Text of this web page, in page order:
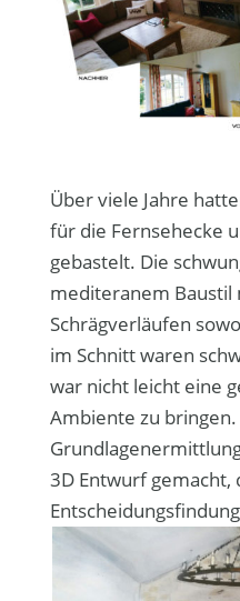
Über viele Jahre
für die Fernsehecke
gebastelt. Die
mediteranem Baustil
Schrägverläufen
im Schnitt waren
war nicht leicht eine
Ambiente zu
3D Entwurf gemacht,